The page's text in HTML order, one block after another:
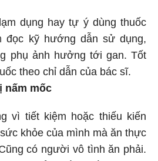
dụng hay tự ý dùng thuốc
đọc kỹ hướng dẫn sử dụng,
phụ ảnh hưởng tới gan. Tốt
theo chỉ dẫn của bác sĩ.
nấm mốc
vì tiết kiệm hoặc thiếu kiến
khỏe của mình mà ăn thực
có người vô tình ăn phải.